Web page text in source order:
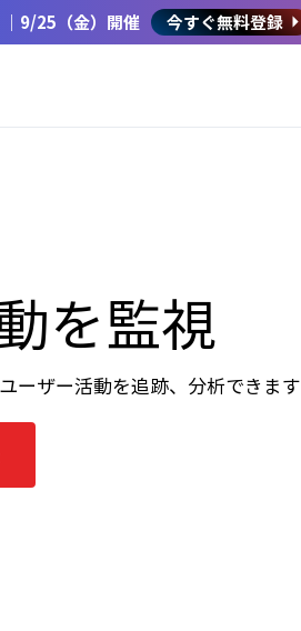
9/25（金）開催 今すぐ無料登録
を監視
ーザー活動を追跡、分析できます